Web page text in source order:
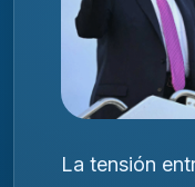
La tensión